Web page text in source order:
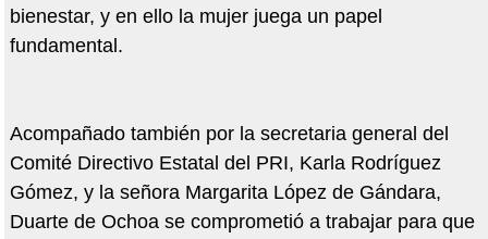
bienestar, y en ello la mujer juega un papel
fundamental.
Acompañado también por la secretaria general del
Comité Directivo Estatal del PRI, Karla Rodríguez
Gómez, y la señora Margarita López de Gándara,
Duarte de Ochoa se comprometió a trabajar para que